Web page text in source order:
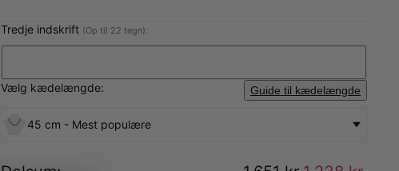
Tredje indskrift (Op til 22 tegn):
Vælg kædelængde: Guide til kædelængde
45 cm - Mest populære